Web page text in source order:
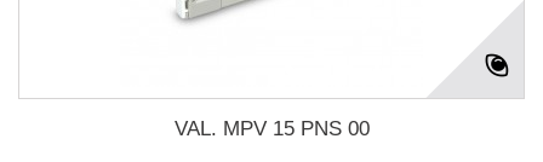
VAL. MPV 15 PNS 00